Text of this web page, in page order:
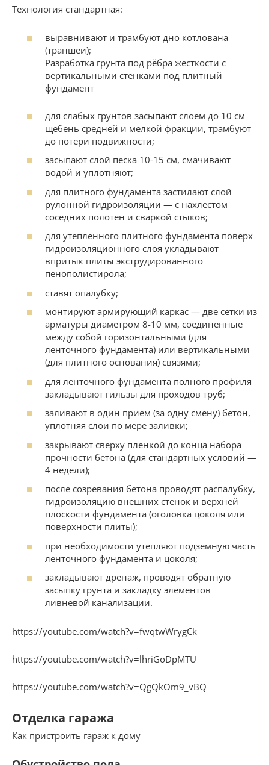
Технология стандартная:
выравнивают и трамбуют дно котлована
(траншеи);
Разработка грунта под рёбра жесткости с
вертикальными стенками под плитный
фундамент
для слабых грунтов засыпают слоем до 10 см
щебень средней и мелкой фракции, трамбуют
до потери подвижности;
засыпают слой песка 10-15 см, смачивают
водой и уплотняют;
для плитного фундамента застилают слой
рулонной гидроизоляции — с нахлестом
соседних полотен и сваркой стыков;
для утепленного плитного фундамента поверх
гидроизоляционного слоя укладывают
впритык плиты экструдированного
пенополистирола;
ставят опалубку;
монтируют армирующий каркас — две сетки из
арматуры диаметром 8-10 мм, соединенные
между собой горизонтальными (для
ленточного фундамента) или вертикальными
(для плитного основания) связями;
для ленточного фундамента полного профиля
закладывают гильзы для проходов труб;
заливают в один прием (за одну смену) бетон,
уплотняя слои по мере заливки;
закрывают сверху пленкой до конца набора
прочности бетона (для стандартных условий —
4 недели);
после созревания бетона проводят распалубку,
гидроизоляцию внешних стенок и верхней
плоскости фундамента (оголовка цоколя или
поверхности плиты);
при необходимости утепляют подземную часть
ленточного фундамента и цоколя;
закладывают дренаж, проводят обратную
засыпку грунта и закладку элементов
ливневой канализации.
https://youtube.com/watch?v=fwqtwWrygCk
https://youtube.com/watch?v=lhriGoDpMTU
https://youtube.com/watch?v=QgQkOm9_vBQ
Отделка гаража
Как пристроить гараж к дому